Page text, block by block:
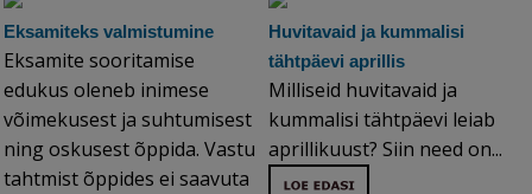
Eksamiteks valmistumine
Eksamite sooritamise
edukus oleneb inimese
võimekusest ja suhtumisest
ning oskusest õppida. Vastu
tahtmist õppides ei saavuta
Huvitavaid ja kummalisi
tähtpäevi aprillis
Milliseid huvitavaid ja
kummalisi tähtpäevi leiab
aprillikuust? Siin need on...